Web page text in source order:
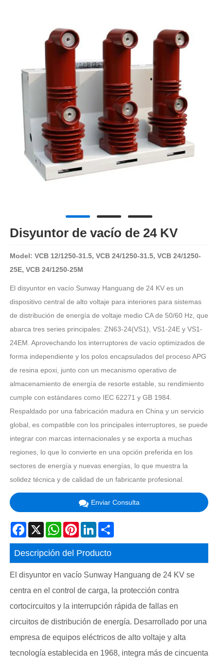
Disyuntor de vacío de 24 KV
Model: VCB 12/1250-31.5, VCB 24/1250-31.5, VCB 24/1250-
25E, VCB 24/1250-25M
El disyuntor en vacío Sunway Hanguang de 24 KV es un
dispositivo central de alto voltaje para interiores para sistemas
de distribución de energía de voltaje medio CA de 50/60 Hz, que
abarca tres series principales: ZN63-24(VS1), VS1-24E y VS1-
24EM. Aprovechando los interruptores de vacío optimizados de
forma independiente y los polos encapsulados del proceso APG
de resina epoxi, junto con un mecanismo operativo de
almacenamiento de energía de resorte estable, su rendimiento
cumple con estándares como IEC 62271 y GB 1984.
Respaldado por una fabricación madura en China y un servicio
global, es compatible con los principales interruptores, se puede
integrar con marcas internacionales y se exporta a muchas
regiones, lo que lo convierte en una opción preferida en los
sectores de energía y nuevas energías, lo que muestra la
solidez técnica y de calidad de un fabricante profesional.
Enviar Consulta
Facebook
X WhatsAppPinterestLinkedIn
Descripción del Producto
El disyuntor en vacío Sunway Hanguang de 24 KV se
centra en el control de carga, la protección contra
cortocircuitos y la interrupción rápida de fallas en
circuitos de distribución de energía. Desarrollado por una
empresa de equipos eléctricos de alto voltaje y alta
tecnología establecida en 1968, integra más de cincuenta